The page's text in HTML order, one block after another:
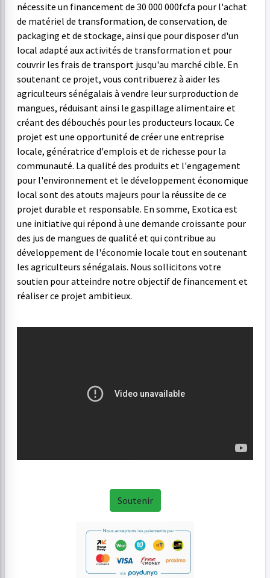
nécessite un financement de 30 000 000fcfa pour l'achat
de matériel de transformation, de conservation, de
packaging et de stockage, ainsi que pour disposer d'un
local adapté aux activités de transformation et pour
couvrir les frais de transport jusqu'au marché cible. En
soutenant ce projet, vous contribuerez à aider les
agriculteurs sénégalais à vendre leur surproduction de
mangues, réduisant ainsi le gaspillage alimentaire et
créant des débouchés pour les producteurs locaux. Ce
projet est une opportunité de créer une entreprise
locale, génératrice d'emplois et de richesse pour la
communauté. La qualité des produits et l'engagement
pour l'environnement et le développement économique
local sont des atouts majeurs pour la réussite de ce
projet durable et responsable. En somme, Exotica est
une initiative qui répond à une demande croissante pour
des jus de mangues de qualité et qui contribue au
développement de l'économie locale tout en soutenant
les agriculteurs sénégalais. Nous sollicitons votre
soutien pour atteindre notre objectif de financement et
réaliser ce projet ambitieux.
Soutenir